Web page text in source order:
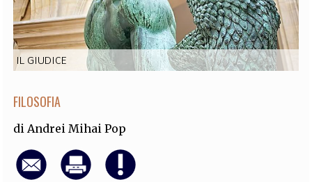
IL GIUDICE
FILOSOFIA
di Andrei Mihai Pop